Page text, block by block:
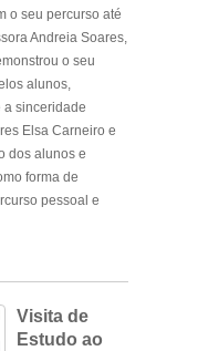
o seu percurso até
Andreia Soares,
o seu
alunos,
a sinceridade
Elsa Carneiro e
dos alunos e
forma de
pessoal e
Visita de
Estudo ao